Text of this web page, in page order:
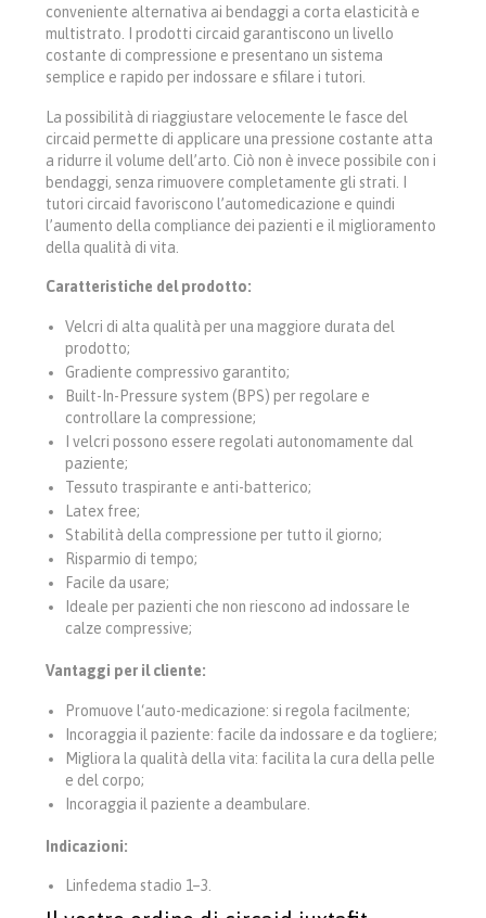
conveniente alternativa ai bendaggi a corta elasticità e
multistrato. I prodotti circaid garantiscono un livello
costante di compressione e presentano un sistema
semplice e rapido per indossare e sfilare i tutori.
La possibilità di riaggiustare velocemente le fasce del
circaid permette di applicare una pressione costante atta
a ridurre il volume dell’arto. Ciò non è invece possibile con i
bendaggi, senza rimuovere completamente gli strati. I
tutori circaid favoriscono l’automedicazione e quindi
l’aumento della compliance dei pazienti e il miglioramento
della qualità di vita.
Caratteristiche del prodotto:
Velcri di alta qualità per una maggiore durata del
prodotto;
Gradiente compressivo garantito;
Built-In-Pressure system (BPS) per regolare e
controllare la compressione;
I velcri possono essere regolati autonomamente dal
paziente;
Tessuto traspirante e anti-batterico;
Latex free;
Stabilità della compressione per tutto il giorno;
Risparmio di tempo;
Facile da usare;
Ideale per pazienti che non riescono ad indossare le
calze compressive;
Vantaggi per il cliente:
Promuove l‘auto-medicazione: si regola facilmente;
Incoraggia il paziente: facile da indossare e da togliere;
Migliora la qualità della vita: facilita la cura della pelle
e del corpo;
Incoraggia il paziente a deambulare.
Indicazioni:
Linfedema stadio 1–3.